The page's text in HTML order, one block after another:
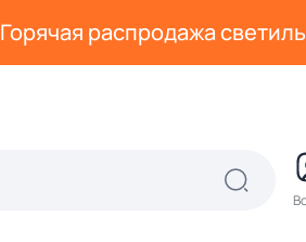
Горячая распродажа